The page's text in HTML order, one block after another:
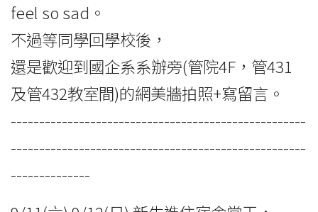
feel so sad。
不過等同學回學校後，
還是歡迎到國企系系辦旁(管院4F，管431
及管432教室間)的網美牆拍照+寫留言。
----------------------------------------------------
----------------------------------------------------
--------------